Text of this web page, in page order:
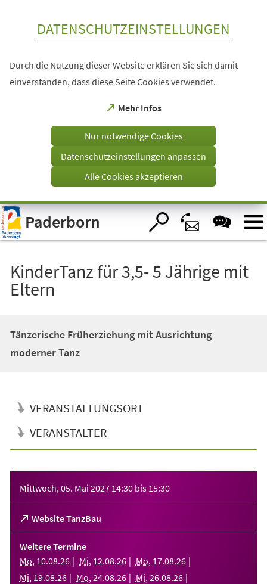
Visuelle
Assistenzsoftware
öffnen.
DATENSCHUTZEINSTELLUNGEN
Durch die Nutzung dieser Website erklären Sie sich damit
einverstanden, dass diese Seite Cookies verwendet.
Mehr Infos
(Öffnet
einem
Tab)
Nur notwendige Cookies
Datenschutzeinstellungen anpassen
Alle Cookies akzeptieren
Paderborn
KinderTanz für 3,5- 5 Jährige mit
Eltern
Tänzerische Früherziehung mit Ausrichtung
moderner Tanz
VERANSTALTUNGSORT
VERANSTALTER
Mittwoch, 05. Mai 2027 14:30 bis 15:30
Website TanzBau
(Öffnet
in
einem
neuen
Tab)
Weitere Termine
Mo, 10.08.26 Mi, 12.08.26 Mo, 17.08.26
Mi, 19.08.26 Mo, 24.08.26 Mi, 26.08.26